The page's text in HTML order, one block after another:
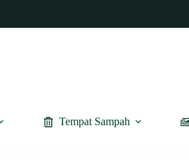
Tempat Sampah